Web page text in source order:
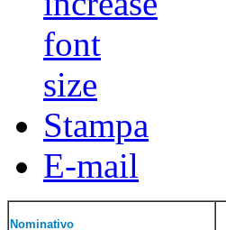
Stampa
E-mail
Nominativo